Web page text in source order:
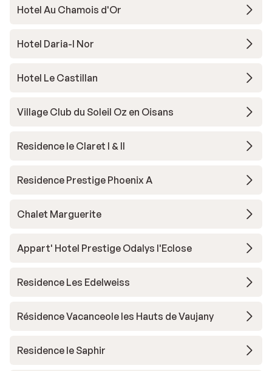
Hotel Au Chamois d'Or
Hotel Daria-I Nor
Hotel Le Castillan
Village Club du Soleil Oz en Oisans
Residence le Claret I & II
Residence Prestige Phoenix A
Chalet Marguerite
Appart' Hotel Prestige Odalys l'Eclose
Residence Les Edelweiss
Résidence Vacanceole les Hauts de Vaujany
Residence le Saphir